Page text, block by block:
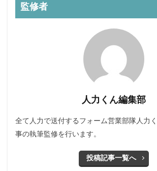
監修者
人力くん編集部
全て人力で送付するフォーム営業部隊人力
事の執筆監修を行います。
投稿記事一覧へ